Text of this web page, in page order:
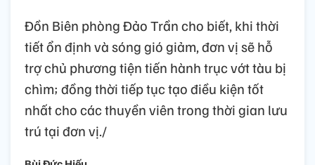
Đồn Biên phòng Đảo Trần cho biết, khi thời
tiết ổn định và sóng gió giảm, đơn vị sẽ hỗ
trợ chủ phương tiện tiến hành trục vớt tàu bị
chìm; đồng thời tiếp tục tạo điều kiện tốt
nhất cho các thuyền viên trong thời gian lưu
trú tại đơn vị./